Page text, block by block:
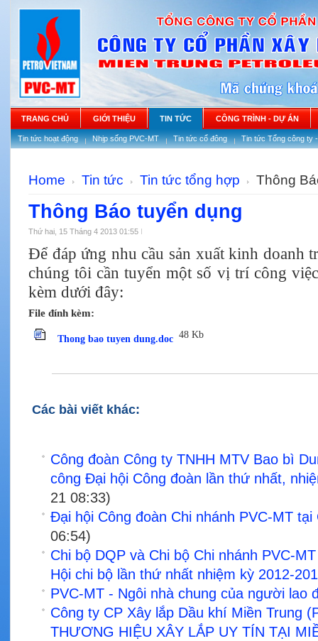
TRANG CHỦ GIỚI THIỆU TIN TỨC CÔNG TRÌNH - DỰ ÁN
Tin tức hoạt động Nhịp sống PVC-MT Tin tức cổ đông Tin tức Tổng công ty
Home Tin tức Tin tức tổng hợp Thông
Thông Báo tuyển dụng
Thứ hai, 15 Tháng 4 2013 01:55
Để đáp ứng nhu cầu sản xuất kinh doanh
chúng tôi cần tuyển một số vị trí công
kèm dưới đây:
File đính kèm:
Thong bao tuyen dung.doc 48 Kb
Các bài viết khác:
Công đoàn Công ty TNHH MTV Bao bì
công Đại hội Công đoàn lần thứ nhất,
21 08:33)
Đại hội Công đoàn Chi nhánh PVC-MT tại
06:54)
Chi bộ DQP và Chi bộ Chi nhánh PVC-
Hội chi bộ lần thứ nhất nhiệm kỳ 2012-
PVC-MT - Ngôi nhà chung của người lao
Công ty CP Xây lắp Dầu khí Miền Trung
THƯƠNG HIỆU XÂY LẮP UY TÍN TẠI